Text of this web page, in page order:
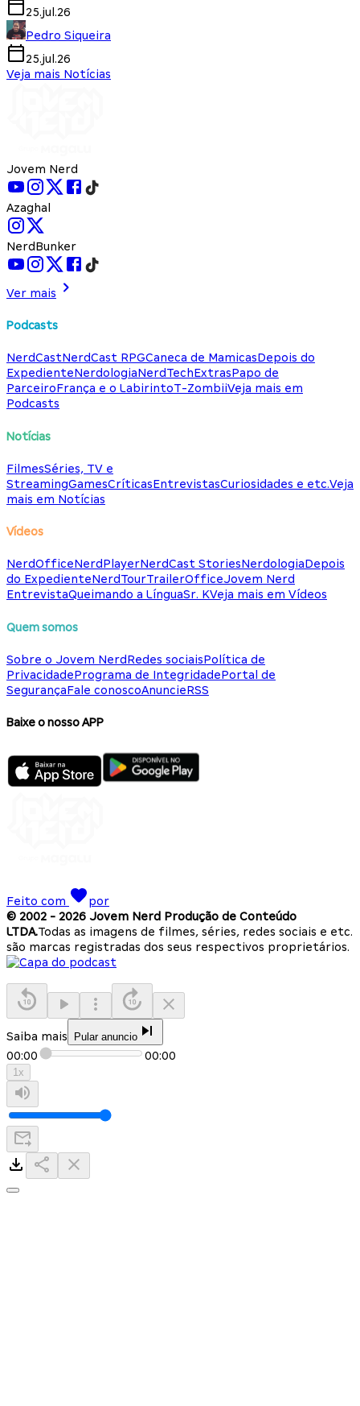
25.jul.26
Pedro Siqueira
25.jul.26
Veja mais Notícias
Jovem Nerd
Azaghal
NerdBunker
Ver mais
Podcasts
NerdCastNerdCast RPGCaneca de MamicasDepois do
ExpedienteNerdologiaNerdTechExtrasPapo de
ParceiroFrança e o LabirintoT-ZombiiVeja mais em
Podcasts
Notícias
FilmesSéries, TV e
StreamingGamesCríticasEntrevistasCuriosidades e etc.Veja
mais em Notícias
Vídeos
NerdOfficeNerdPlayerNerdCast StoriesNerdologiaDepois
do ExpedienteNerdTourTrailerOfficeJovem Nerd
EntrevistaQueimando a LínguaSr. KVeja mais em Vídeos
Quem somos
Sobre o Jovem NerdRedes sociaisPolítica de
PrivacidadePrograma de IntegridadePortal de
SegurançaFale conoscoAnuncieRSS
Baixe o nosso APP
Feito com
por
© 2002 - 2026 Jovem Nerd Produção de Conteúdo
LTDA.Todas as imagens de filmes, séries, redes sociais e etc.
são marcas registradas dos seus respectivos proprietários.
Saiba mais Pular anuncio
00:00 00:00
1x